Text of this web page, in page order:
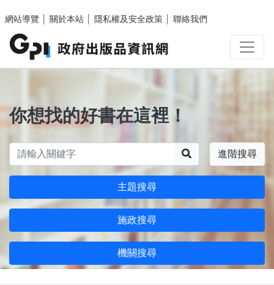
網站導覽
關於本站 隱私權及安全政策 聯絡我們
你想找的好書在這裡！
進階搜尋
主題搜尋
施政搜尋
機關搜尋